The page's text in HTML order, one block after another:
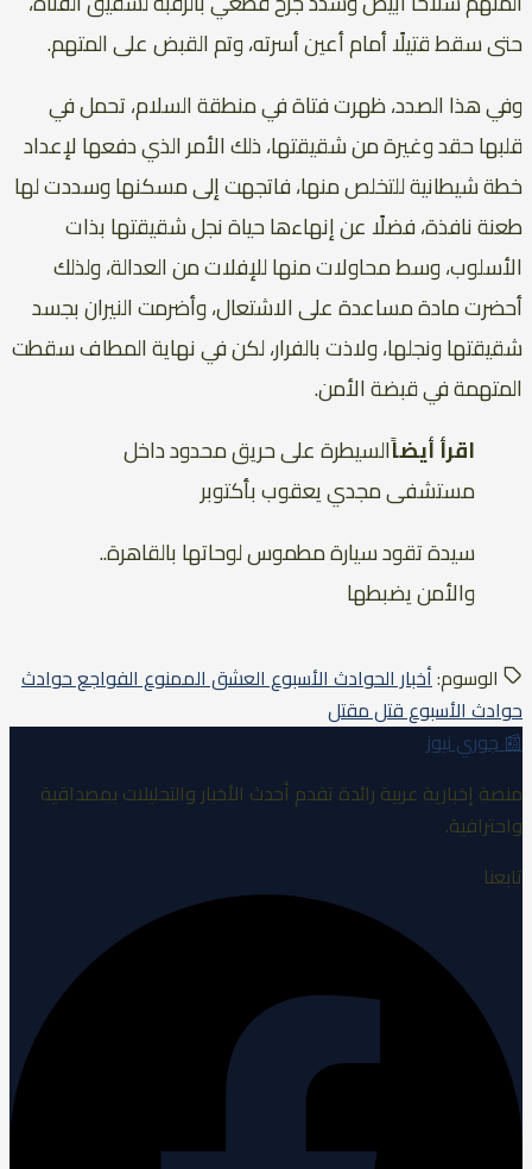
حتى سقط قتيلًا أمام أعين أسرته، وتم القبض على المتهم.
وفي هذا الصدد، ظهرت فتاة في منطقة السلام، تحمل في
قلبها حقد وغيرة من شقيقتها، ذلك الأمر الذي دفعها لإعداد
خطة شيطانية للتخلص منها، فاتجهت إلى مسكنها وسددت لها
طعنة نافذة، فضلًا عن إنهاءها حياة نجل شقيقتها بذات
الأسلوب، وسط محاولات منها للإفلات من العدالة، ولذلك
أحضرت مادة مساعدة على الاشتعال، وأضرمت النيران بجسد
شقيقتها ونجلها، ولاذت بالفرار، لكن في نهاية المطاف سقطت
المتهمة في قبضة الأمن.
اقرأ أيضاًالسيطرة على حريق محدود داخل
مستشفى مجدي يعقوب بأكتوبر
سيدة تقود سيارة مطموس لوحاتها بالقاهرة..
والأمن يضبطها
الوسوم:أخبار الحوادثالأسبوعالعشق الممنوعالفواجعحوادث
حوادث الأسبوعقتلمقتل
📰جوري نيوز
منصة إخبارية عربية رائدة تقدم أحدث الأخبار والتحليلات بمصداقية
واحترافية.
تابعنا